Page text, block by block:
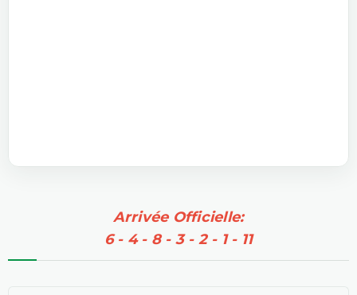
Arrivée Officielle:
6 - 4 - 8 - 3 - 2 - 1 - 11